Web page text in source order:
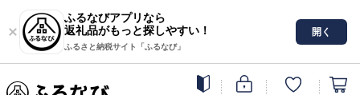
ふるなびアプリなら
返礼品がもっと探しやすい！
ふるさと納税サイト「ふるなび」
開く